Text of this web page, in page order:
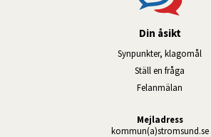
Din åsikt
Synpunkter, klagomål
Ställ en fråga
Felanmälan
Mejladress
kommun(a)stromsund.se